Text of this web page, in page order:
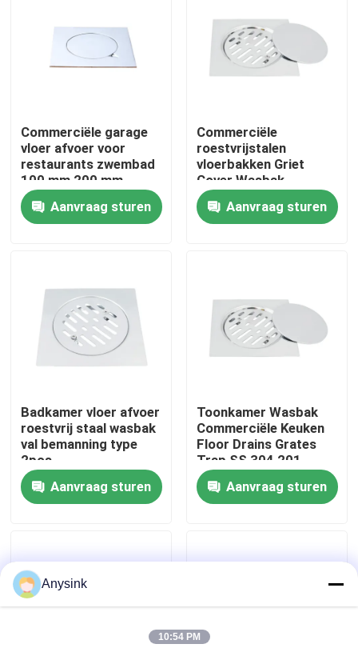
Thuis
Videos
Over ons
Kwaliteitscontrole
Contacteer ons
Bibcockklep
Commerciële garage
vloer afvoer voor
restaurants zwembad
100 mm 200 mm
Aanvraag sturen
Commerciële
roestvrijstalen
vloerbakken Griet
Cover Wasbak
Sproeiermand
Aanvraag sturen
Badkamer vloer afvoer
roestvrij staal wasbak
val bemanning type
2pcs
Aanvraag sturen
Toonkamer Wasbak
Commerciële Keuken
Floor Drains Grates
Trap SS 304 201
Aanvraag sturen
Anysink
10:54 PM